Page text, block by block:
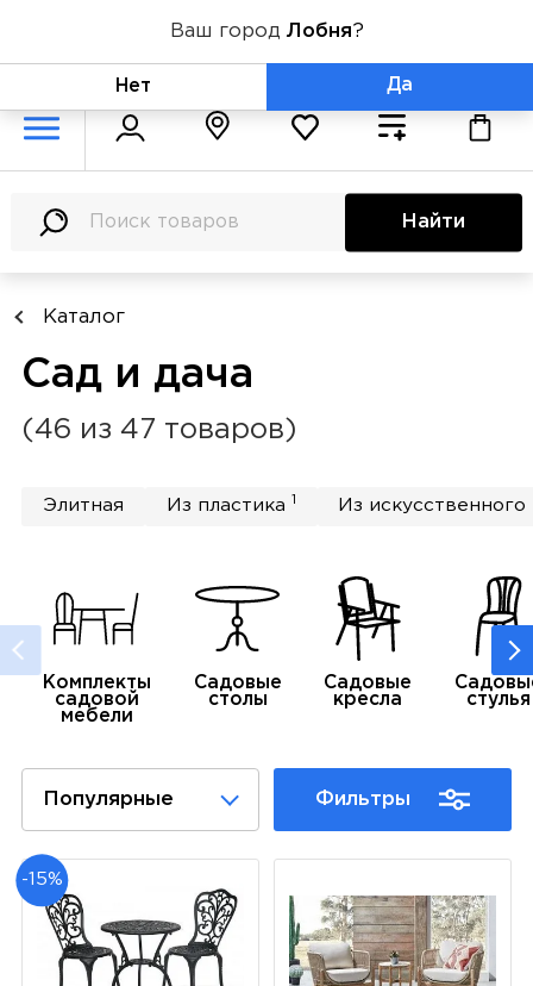
+7 (800) 775-71-06
Найти
Каталог
Сад и дача
(46 из 47 товаров)
Элитная Из пластика 1 Из
Комплекты
садовой
мебели
Садовые
столы
Садовые
кресла
стулья
Популярные Фильтры
-15%
Ваш город Лобня?
Нет Да